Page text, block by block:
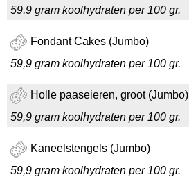
59,9 gram koolhydraten per 100 gr.
Fondant Cakes (Jumbo)
59,9 gram koolhydraten per 100 gr.
Holle paaseieren, groot (Jumbo)
59,9 gram koolhydraten per 100 gr.
Kaneelstengels (Jumbo)
59,9 gram koolhydraten per 100 gr.